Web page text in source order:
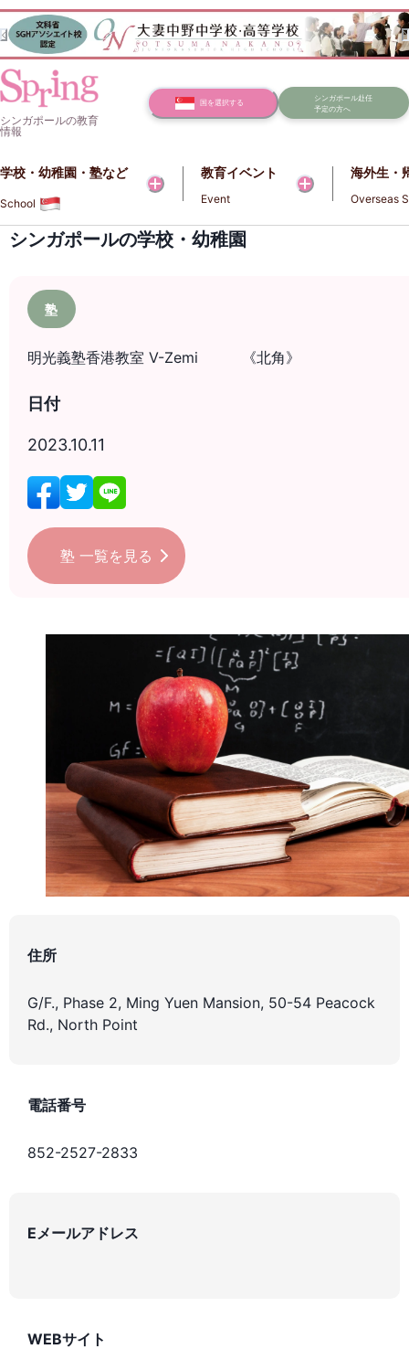
シンガポールの教育
情報
国を選択する
シンガポール赴任
予定の方へ
学校・幼稚園・塾など​​
School
教育イベント
Event
海外生・
Overseas
シンガポールの学校・幼稚園
塾
明光義塾香港教室 V-Zemi 《北角》
日付
2023.10.11
塾 一覧を見る
住所
G/F., Phase 2, Ming Yuen Mansion, 50-54 Peacock
Rd., North Point
電話番号
852-2527-2833
Eメールアドレス
WEBサイト